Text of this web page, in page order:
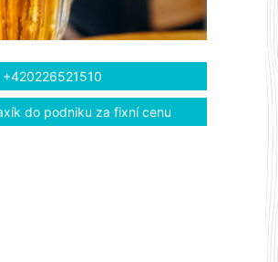
+420226521510
do podniku za fixní cenu